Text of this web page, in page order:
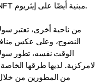
وUniswap). كما أن أشهر أسواق NFT مبنية أيضًا على إيثريوم.
من ناحية أخرى، تعتبر
النضوج، وعلى عكس
الوقت نفسه، تطور
لامركزية. لديها طرقها
من المطورين من